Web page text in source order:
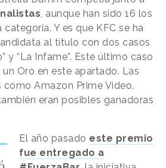
, aunque han sido 16 los
Y es que KFC se ha
al título con dos casos
y “La Infame”. Este último caso
Oro en este apartado. Las
Amazon Prime Video,
eran posibles ganadoras
El año pasado este premio
fue entregado a